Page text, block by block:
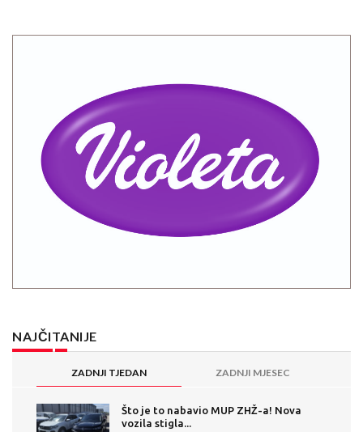
NAJČITANIJE
ZADNJI TJEDAN ZADNJI MJESEC
Što je to nabavio MUP ZHŽ-a! Nova
vozila stigla...